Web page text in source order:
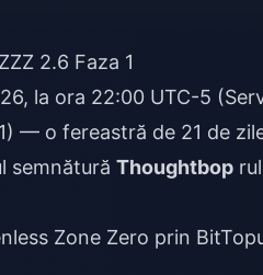
2.6 Faza 1
la ora 22:00 UTC-5
— o fereastră de 21 de
semnătură Thoughtbop
Zone Zero prin